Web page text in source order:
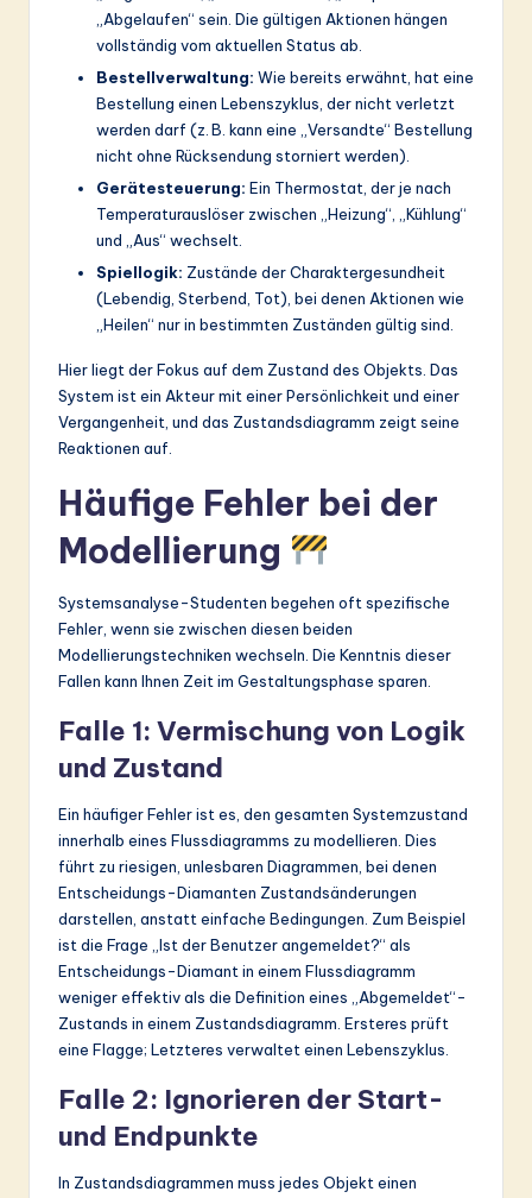
„Abgelaufen“ sein. Die gültigen Aktionen hängen
vollständig vom aktuellen Status ab.
Bestellverwaltung: Wie bereits erwähnt, hat eine
Bestellung einen Lebenszyklus, der nicht verletzt
werden darf (z. B. kann eine „Versandte“ Bestellung
nicht ohne Rücksendung storniert werden).
Gerätesteuerung: Ein Thermostat, der je nach
Temperaturauslöser zwischen „Heizung“, „Kühlung“
und „Aus“ wechselt.
Spiellogik: Zustände der Charaktergesundheit
(Lebendig, Sterbend, Tot), bei denen Aktionen wie
„Heilen“ nur in bestimmten Zuständen gültig sind.
Hier liegt der Fokus auf dem Zustand des Objekts. Das
System ist ein Akteur mit einer Persönlichkeit und einer
Vergangenheit, und das Zustandsdiagramm zeigt seine
Reaktionen auf.
Häufige Fehler bei der
Modellierung
Systemsanalyse-Studenten begehen oft spezifische
Fehler, wenn sie zwischen diesen beiden
Modellierungstechniken wechseln. Die Kenntnis dieser
Fallen kann Ihnen Zeit im Gestaltungsphase sparen.
Falle 1: Vermischung von Logik
und Zustand
Ein häufiger Fehler ist es, den gesamten Systemzustand
innerhalb eines Flussdiagramms zu modellieren. Dies
führt zu riesigen, unlesbaren Diagrammen, bei denen
Entscheidungs-Diamanten Zustandsänderungen
darstellen, anstatt einfache Bedingungen. Zum Beispiel
ist die Frage „Ist der Benutzer angemeldet?“ als
Entscheidungs-Diamant in einem Flussdiagramm
weniger effektiv als die Definition eines „Abgemeldet“-
Zustands in einem Zustandsdiagramm. Ersteres prüft
eine Flagge; Letzteres verwaltet einen Lebenszyklus.
Falle 2: Ignorieren der Start-
und Endpunkte
In Zustandsdiagrammen muss jedes Objekt einen